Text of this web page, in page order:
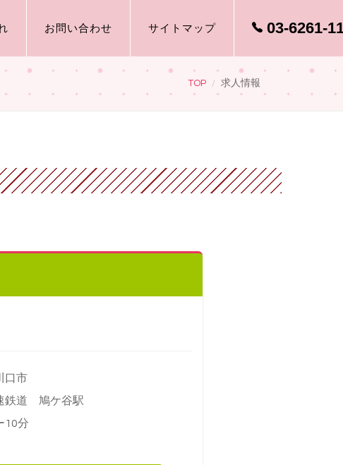
お問い合わせ サイトマップ 03-6261-
TOP 求人情報
口市
鉄道 鳩ケ谷駅
10分